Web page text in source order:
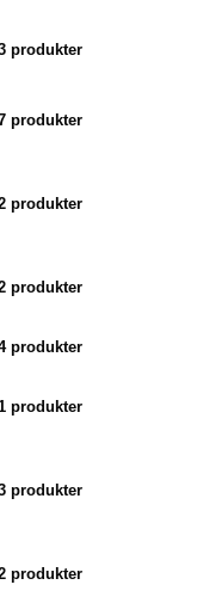
produkter
produkter
produkter
produkter
produkter
produkter
produkter
produkter